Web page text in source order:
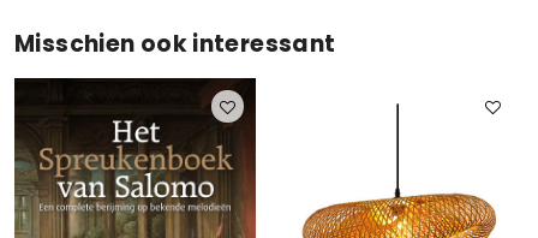
Misschien ook interessant